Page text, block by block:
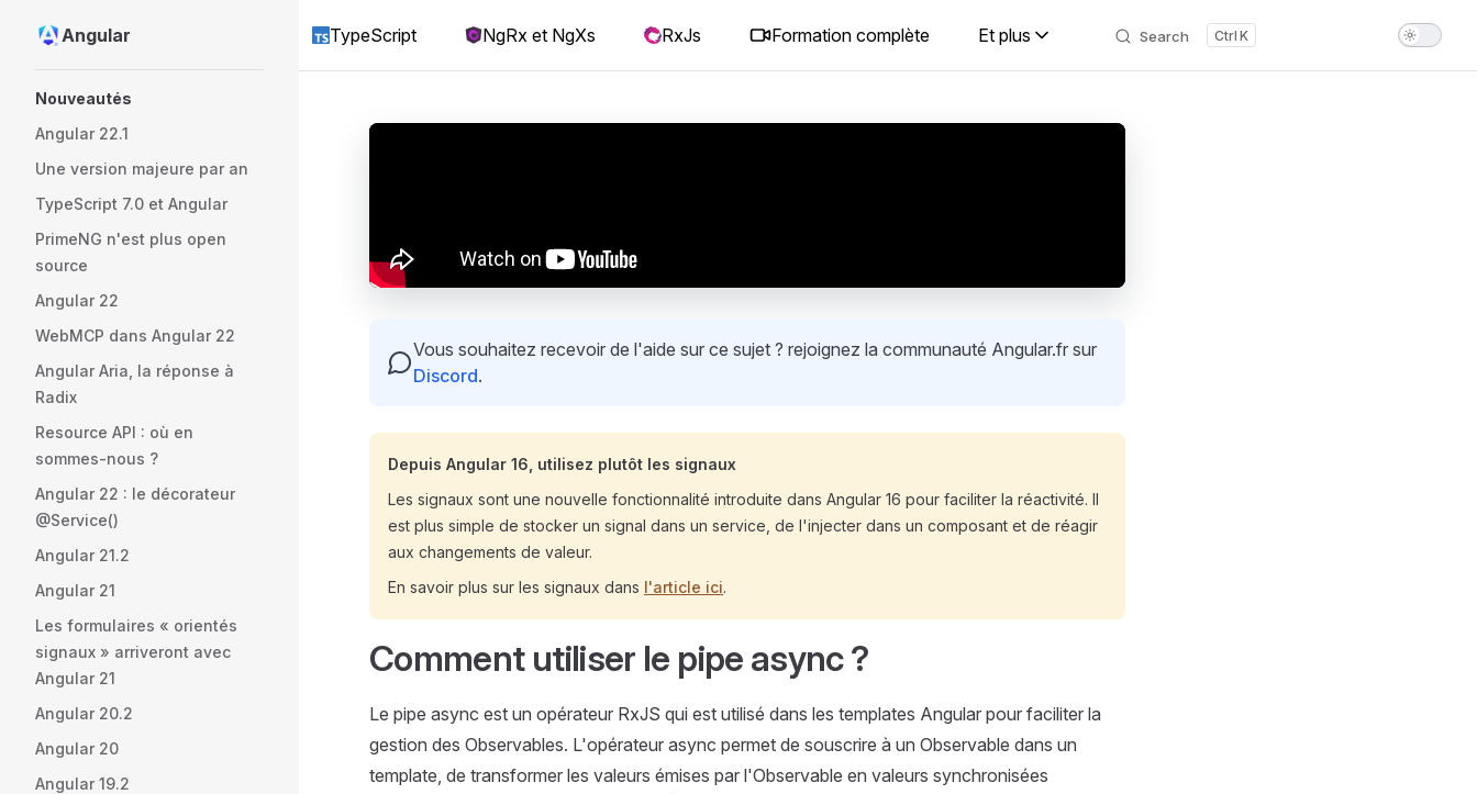
Skip to content
Angular TypeScript NgRx et NgXs RxJs Formation complète Et plus Search K
Nouveautés
Angular 22.1
Une version majeure par an
TypeScript 7.0 et Angular
PrimeNG n'est plus open
source
Angular 22
WebMCP dans Angular 22
Angular Aria, la réponse à
Radix
Resource API : où en
sommes-nous ?
Angular 22 : le décorateur
@Service()
Angular 21.2
Angular 21
Les formulaires « orientés
signaux » arriveront avec
Angular 21
Angular 20.2
Angular 20
Angular 19.2
Vous souhaitez recevoir de l'aide sur ce sujet ? rejoignez la communauté Angular.fr sur
Discord.
Depuis Angular 16, utilisez plutôt les signaux
Les signaux sont une nouvelle fonctionnalité introduite dans Angular 16 pour faciliter la réactivité. Il
est plus simple de stocker un signal dans un service, de l'injecter dans un composant et de réagir
aux changements de valeur.
En savoir plus sur les signaux dans l'article ici.
Comment utiliser le pipe async ?
Le pipe async est un opérateur RxJS qui est utilisé dans les templates Angular pour faciliter la
gestion des Observables. L'opérateur async permet de souscrire à un Observable dans un
template, de transformer les valeurs émises par l'Observable en valeurs synchronisées